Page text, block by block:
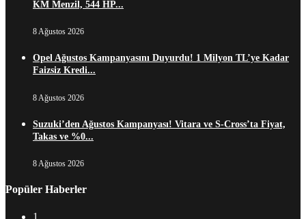
KM Menzil, 544 HP...
8 Ağustos 2026
Opel Ağustos Kampanyasını Duyurdu! 1 Milyon TL’ye Kadar
Faizsiz Kredi...
8 Ağustos 2026
Suzuki’den Ağustos Kampanyası! Vitara ve S-Cross’ta Fiyat,
Takas ve %0...
8 Ağustos 2026
Popüler Haberler
1